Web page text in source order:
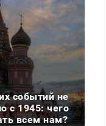
событий не
с 1945: чего
всем нам?